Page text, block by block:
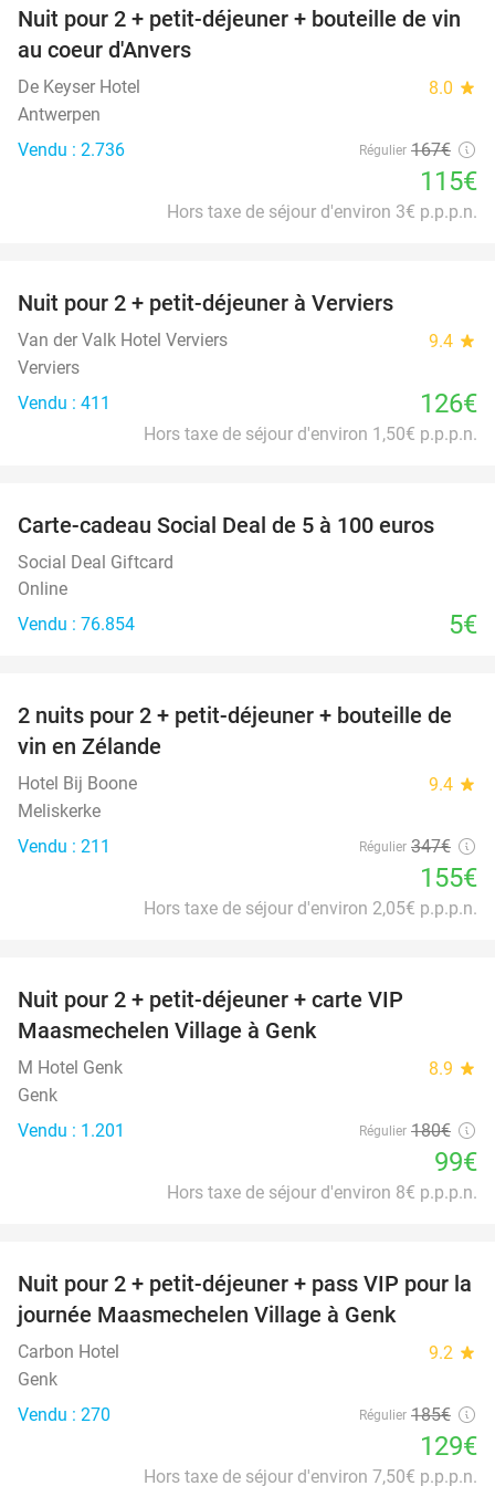
31%
Nuit pour 2 + petit-déjeuner + bouteille de vin
au coeur d'Anvers
De Keyser Hotel 8.0 star
Antwerpen
Vendu : 2.736
Régulier 167€
115€
Hors taxe de séjour d'environ 3€ p.p.p.n.
Nuit pour 2 + petit-déjeuner à Verviers
Van der Valk Hotel Verviers 9.4 star
Verviers
Vendu : 411
126€
Hors taxe de séjour d'environ 1,50€ p.p.p.n.
Carte-cadeau Social Deal de 5 à 100 euros
Social Deal Giftcard
Online
Vendu : 76.854
5€
55%
2 nuits pour 2 + petit-déjeuner + bouteille de
vin en Zélande
Hotel Bij Boone 9.4 star
Meliskerke
Vendu : 211
Régulier 347€
155€
Hors taxe de séjour d'environ 2,05€ p.p.p.n.
Nuit pour 2 + petit-déjeuner + carte VIP
Maasmechelen Village à Genk
M Hotel Genk 8.9 star
Genk
Vendu : 1.201
Régulier 180€
99€
Hors taxe de séjour d'environ 8€ p.p.p.n.
30%
Nuit pour 2 + petit-déjeuner + pass VIP pour la
journée Maasmechelen Village à Genk
Carbon Hotel 9.2 star
Genk
Vendu : 270
Régulier 185€
129€
Hors taxe de séjour d'environ 7,50€ p.p.p.n.